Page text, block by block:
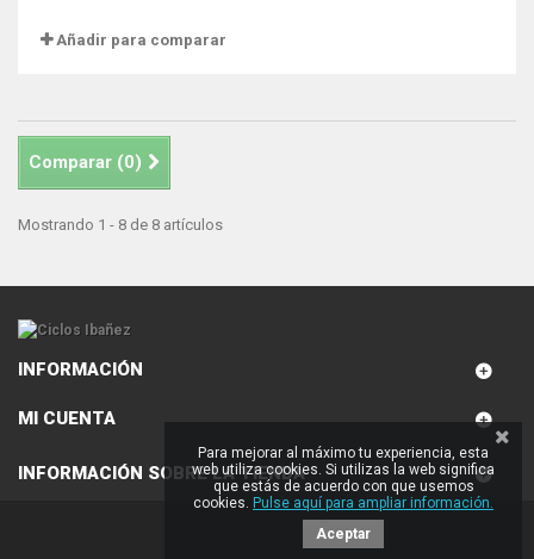
Añadir para comparar
Comparar (0)
Mostrando 1 - 8 de 8 artículos
INFORMACIÓN
MI CUENTA
INFORMACIÓN SOBRE LA TIENDA
Para mejorar al máximo tu experiencia, esta
web utiliza cookies. Si utilizas la web significa
que estás de acuerdo con que usemos
cookies. Pulse aquí para ampliar información.
Aceptar